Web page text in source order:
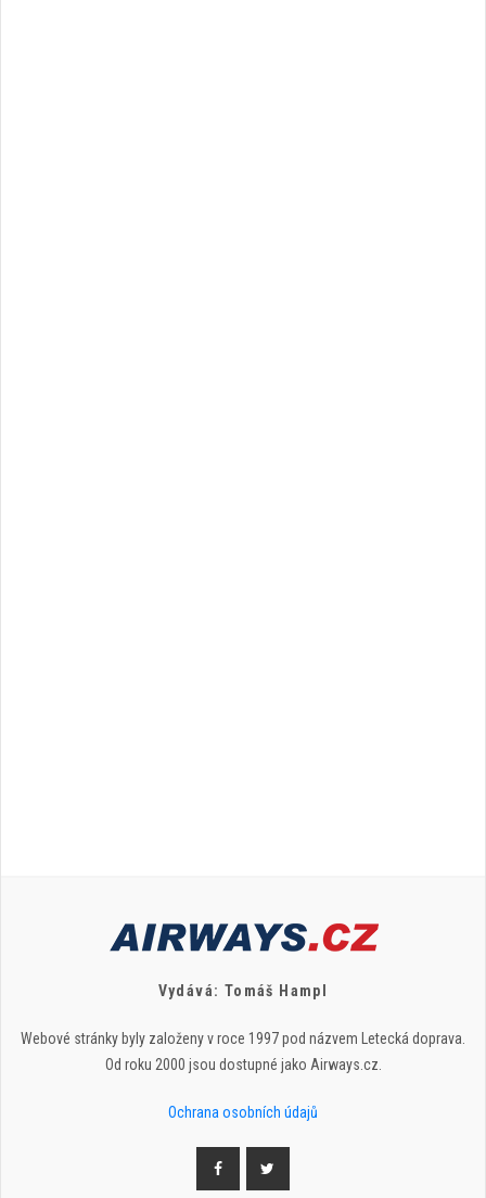
Vydává: Tomáš Hampl
Webové stránky byly založeny v roce 1997 pod názvem Letecká doprava.
Od roku 2000 jsou dostupné jako Airways.cz.
Ochrana osobních údajů